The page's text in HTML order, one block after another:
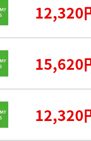
12,320
15,620
12,320